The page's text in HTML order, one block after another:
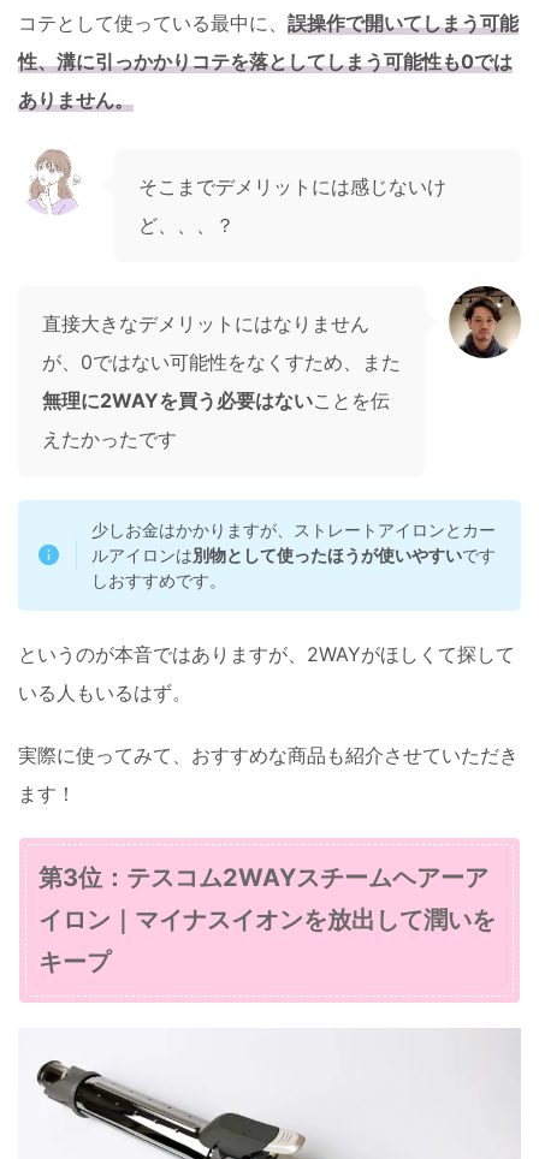
コテとして使っている最中に、 誤操作で開いてしまう可能
性、溝に引っかかりコテを落としてしまう可能性も0では
ありません。
そこまでデメリットには感じないけ
ど、、、？
直接大きなデメリットにはなりません
が、0ではない可能性をなくすため、また
無理に2WAYを買う必要はないことを伝
えたかったです
少しお金はかかりますが、ストレートアイロンとカー
ルアイロンは別物として使ったほうが使いやすいです
しおすすめです。
というのが本音ではありますが、2WAYがほしくて探して
いる人もいるはず。
実際に使ってみて、おすすめな商品も紹介させていただき
ます！
第3位：テスコム2WAYスチームヘアーア
イロン｜マイナスイオンを放出して潤いを
キープ